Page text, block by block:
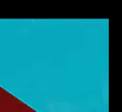
in der
DJ”-